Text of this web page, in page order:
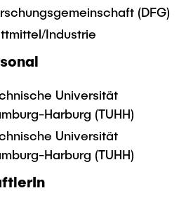
(DFG)
Industrie
Universität
Harburg (TUHH)
Universität
Harburg (TUHH)